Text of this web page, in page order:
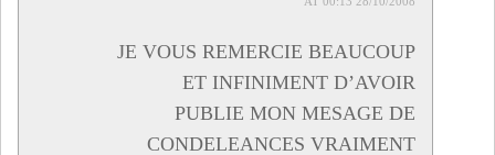
JE VOUS REMERCIE BEAUCOUP
ET INFINIMENT D’AVOIR
PUBLIE MON MESAGE DE
CONDELEANCES VRAIMENT